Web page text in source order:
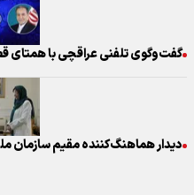
گفت‌وگوی تلفنی عراقچی با همتای
دیدار هماهنگ‌کننده مقیم سازمان